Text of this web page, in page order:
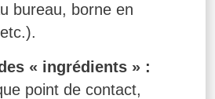
bureau, borne en
« ingrédients » :
point de contact,